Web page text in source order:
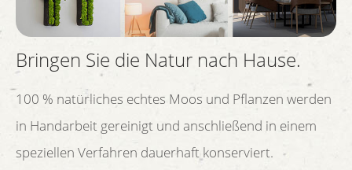
Bringen Sie die Natur nach Hause.
100 % natürliches echtes Moos und Pflanzen werden
in Handarbeit gereinigt und anschließend in einem
speziellen Verfahren dauerhaft konserviert.